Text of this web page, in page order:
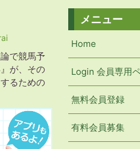
で競馬予
が、その
るための
メニュー
Home
Login 会員専用
無料会員登録
有料会員募集